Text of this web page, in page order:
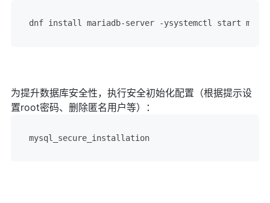
dnf install mariadb-server -ysystemctl start
为提升数据库安全性，执行安全初始化配置（根据提示设
置root密码、删除匿名用户等）：
mysql_secure_installation